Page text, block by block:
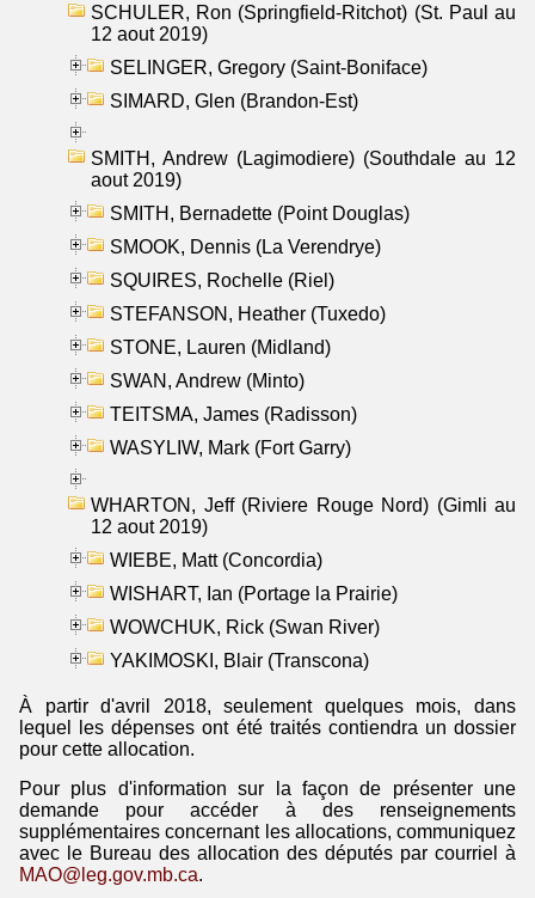
SCHULER, Ron (Springfield-Ritchot) (St. Paul au
12 aout 2019)
SELINGER, Gregory (Saint-Boniface)
SIMARD, Glen (Brandon-Est)
SMITH, Andrew (Lagimodiere) (Southdale au 12
aout 2019)
SMITH, Bernadette (Point Douglas)
SMOOK, Dennis (La Verendrye)
SQUIRES, Rochelle (Riel)
STEFANSON, Heather (Tuxedo)
STONE, Lauren (Midland)
SWAN, Andrew (Minto)
TEITSMA, James (Radisson)
WASYLIW, Mark (Fort Garry)
WHARTON, Jeff (Riviere Rouge Nord) (Gimli au
12 aout 2019)
WIEBE, Matt (Concordia)
WISHART, Ian (Portage la Prairie)
WOWCHUK, Rick (Swan River)
YAKIMOSKI, Blair (Transcona)
À partir d'avril 2018, seulement quelques mois, dans
lequel les dépenses ont été traités contiendra un dossier
pour cette allocation.
Pour plus d'information sur la façon de présenter une
demande pour accéder à des renseignements
supplémentaires concernant les allocations, communiquez
avec le Bureau des allocation des députés par courriel à
MAO@leg.gov.mb.ca.